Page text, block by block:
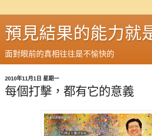
預見結果的能力就
面對眼前的真相往往是不愉快的
2010年11月1日 星期一
每個打擊，都有它的意義